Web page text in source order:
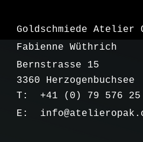
Goldschmiede Atelier
Fabienne Wüthrich
Bernstrasse 15
3360 Herzogenbuchsee
T: +41 (0) 79 576 25
E: